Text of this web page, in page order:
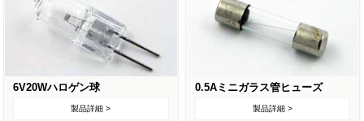
6V20Wハロゲン球
製品詳細 >
0.5Aミニガラス管ヒューズ
製品詳細 >